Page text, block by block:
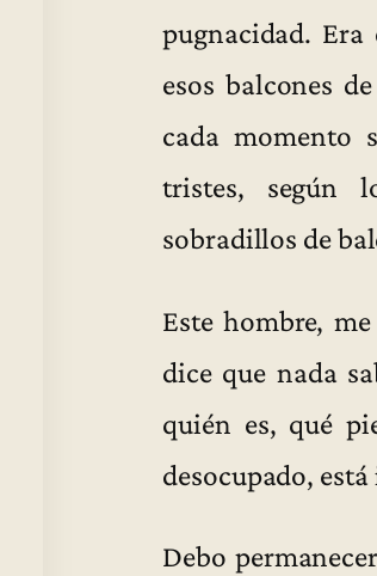
pugnacidad.
esos balcones
cada momento
tristes, según
sobradillos de
Este hombre,
dice que nada
quién es, qué
desocupado,
Debo